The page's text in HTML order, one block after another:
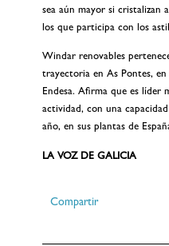
sea aún mayor si cristalizan
los que participa con los
Windar renovables
trayectoria en As Pontes,
Endesa. Afirma que es líder
actividad, con una
año, en sus plantas de
LA VOZ DE GALICIA
Compartir